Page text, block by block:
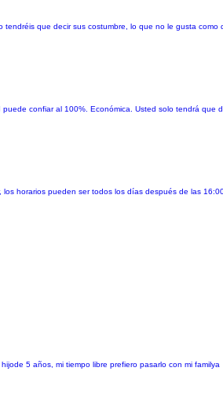
que decir sus costumbre, lo que no le gusta
confiar al 100%. Económica. Usted solo tendrá que
horarios pueden ser todos los días después de las
5 años, mi tiempo libre prefiero pasarlo con mi familya